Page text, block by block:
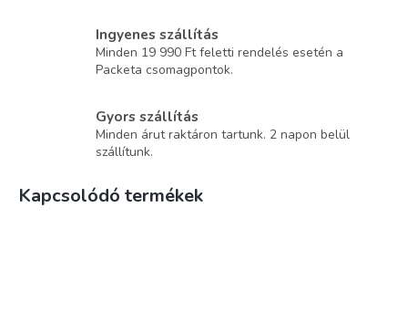
Ingyenes szállítás
Minden 19 990 Ft feletti rendelés esetén a
Packeta csomagpontok.
Gyors szállítás
Minden árut raktáron tartunk. 2 napon belül
szállítunk.
Kapcsolódó termékek